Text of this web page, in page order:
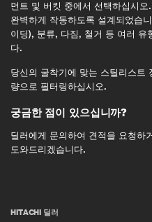
먼트 및 버킷 중에서 선택하십시
완벽하게 작동하도록 설계되었습
이딩), 분류, 다짐, 철거 등 여러 유
다.
당신의 굴착기에 맞는 스틸리스트
량으로 필터링하십시오.
궁금한 점이 있으십니까?
딜러에게 문의하여 견적을 요청하
도와드리겠습니다.
HITACHI 딜러